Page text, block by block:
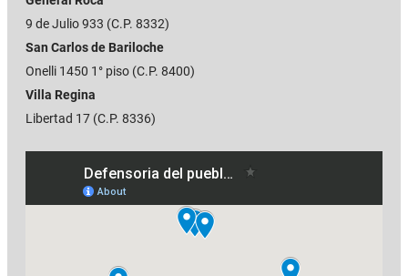
9 de Julio 933 (C.P. 8332)
San Carlos de Bariloche
Onelli 1450 1° piso (C.P. 8400)
Villa Regina
Libertad 17 (C.P. 8336)